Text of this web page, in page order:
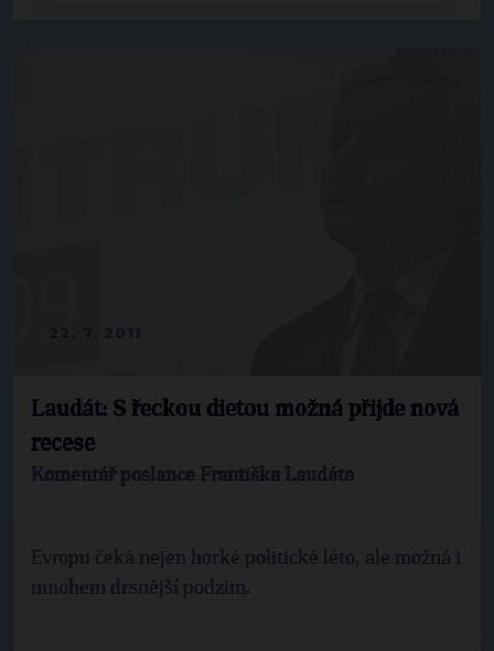
Laudát: S řeckou dietou možná přijde nová
recese
Komentář poslance Františka Laudáta
Evropu čeká nejen horké politické léto, ale možná i
mnohem drsnější podzim.